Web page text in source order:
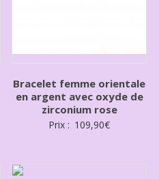
Bracelet femme orientale
en argent avec oxyde de
zirconium rose
Prix : 109,90€